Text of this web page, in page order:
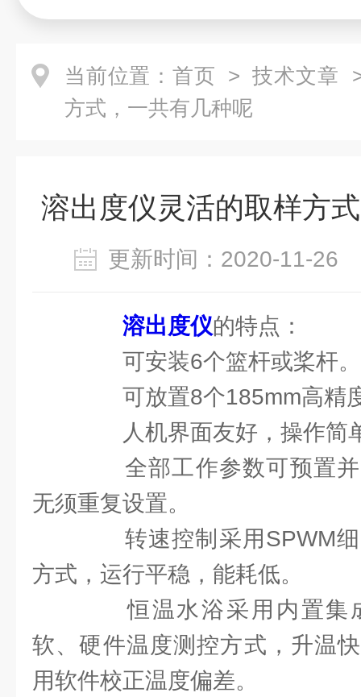
当前位置： 首页 > 技术文章
方式，一共有几种呢
溶出度仪灵活的取样方
更新时间：2020-11-
溶出度仪的特点：
可安装6个篮杆或桨杆。
可放置8个185mm高精
人机界面友好，操作简
全部工作参数可预置并
无须重复设置。
转速控制采用SPWM细
方式，运行平稳，能耗低。
恒温水浴采用内置集
软、硬件温度测控方式，升温
用软件校正温度偏差。